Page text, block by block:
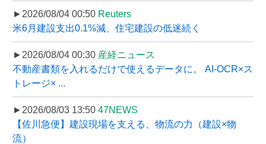
►2026/08/04 00:50 Reuters
米6月建設支出0.1%減、住宅建設の低迷続く
►2026/08/04 00:30 産経ニュース
不動産書類を入れるだけで使えるデータに。 AI-OCR×ス
トレージ× ...
►2026/08/03 13:50 47NEWS
【佐川急便】建設現場を支える、物流の力（建設×物
流）